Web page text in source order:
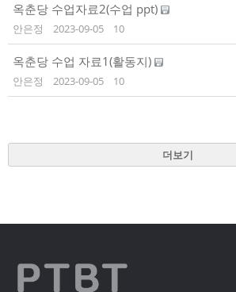
옥춘당 수업자료2(수업 ppt)
안은정 2023-09-05 10
옥춘당 수업 자료1(활동지)
안은정 2023-09-05 10
더보기